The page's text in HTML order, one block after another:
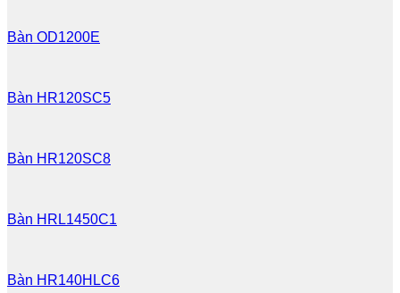
Bàn OD1200E
Bàn HR120SC5
Bàn HR120SC8
Bàn HRL1450C1
Bàn HR140HLC6